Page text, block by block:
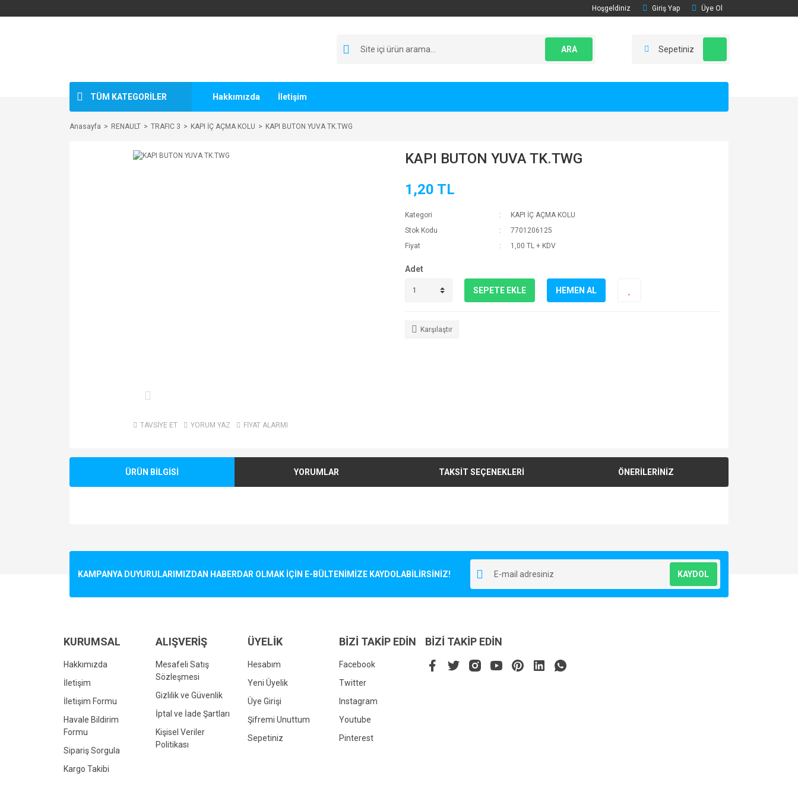
Hoşgeldiniz Giriş Yap Üye Ol
ARA Sepetiniz
TÜM KATEGORİLER Hakkımızda İletişim
Anasayfa RENAULT TRAFIC 3 KAPI İÇ AÇMA KOLU KAPI BUTON YUVA TK.TWG
TAVSİYE ET YORUM YAZ FİYAT ALARMI
KAPI BUTON YUVA TK.TWG
1,20 TL
Kategori
KAPI İÇ AÇMA KOLU
Stok Kodu
7701206125
Fiyat
1,00 TL + KDV
Adet
SEPETE EKLE HEMEN AL
Karşılaştır
ÜRÜN BİLGİSİ YORUMLAR TAKSİT SEÇENEKLERİ ÖNERİLERİNİZ
Ürün resmi kalitesiz, bozuk veya görüntülenemiyor.
Bu ürüne benzer farklı alternatifler olmalı.
KAMPANYA DUYURULARIMIZDAN HABERDAR OLMAK İÇİN E-BÜLTENİMİZE KAYDOLABİLİRSİNİZ! KAYDOL
KURUMSAL
Hakkımızda
İletişim
İletişim Formu
Havale Bildirim
Formu
Sipariş Sorgula
Kargo Takibi
ALIŞVERİŞ
Mesafeli Satış
Sözleşmesi
Gizlilik ve Güvenlik
İptal ve İade Şartları
Kişisel Veriler
Politikası
ÜYELİK
Hesabım
Yeni Üyelik
Üye Girişi
Şifremi Unuttum
Sepetiniz
BİZİ TAKİP EDİN
Facebook
Twitter
Instagram
Youtube
Pinterest
BİZİ TAKİP EDİN